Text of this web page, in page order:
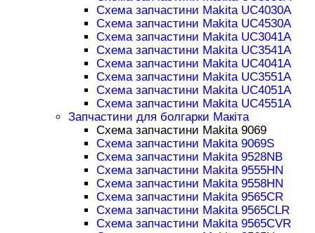
Схема запчастини Makita UC4030A
Схема запчастини Makita UC4530A
Схема запчастини Makita UC3041A
Схема запчастини Makita UC3541A
Схема запчастини Makita UC4041A
Схема запчастини Makita UC3551A
Схема запчастини Makita UC4051A
Схема запчастини Makita UC4551A
Запчастини для болгарки Макіта
Схема запчастини Makita 9069
Схема запчастини Makita 9069S
Схема запчастини Makita 9528NB
Схема запчастини Makita 9555HN
Схема запчастини Makita 9558HN
Схема запчастини Makita 9565CR
Схема запчастини Makita 9565CLR
Схема запчастини Makita 9565CVR